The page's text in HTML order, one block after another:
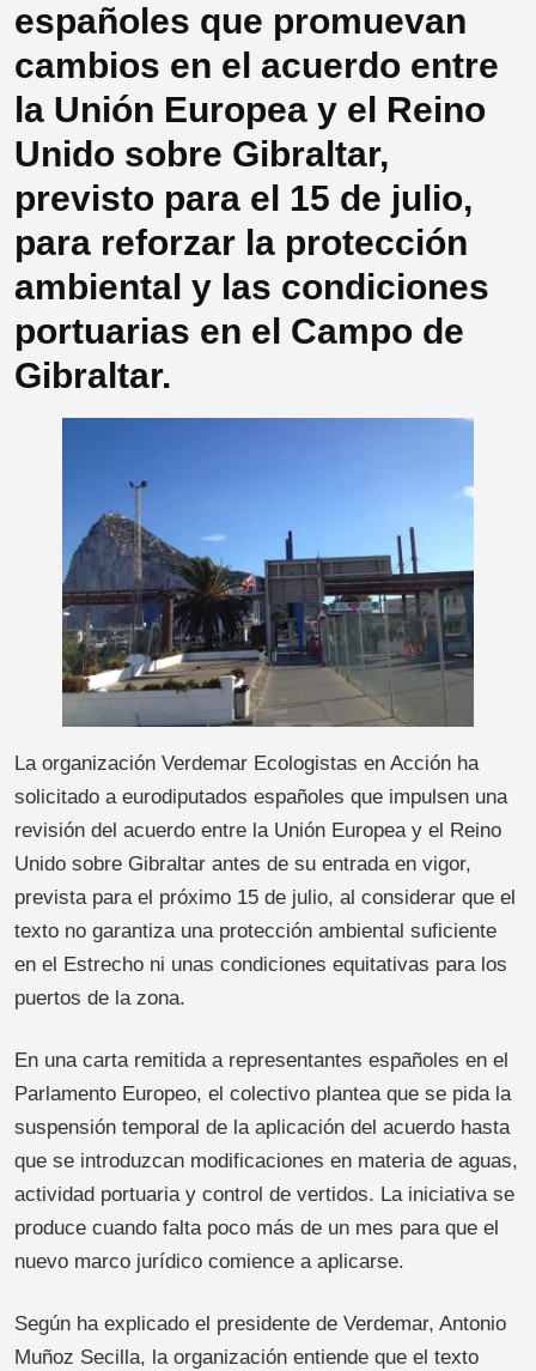
españoles que promuevan
cambios en el acuerdo entre
la Unión Europea y el Reino
Unido sobre Gibraltar,
previsto para el 15 de julio,
para reforzar la protección
ambiental y las condiciones
portuarias en el Campo de
Gibraltar.
La organización Verdemar Ecologistas en Acción ha
solicitado a eurodiputados españoles que impulsen una
revisión del acuerdo entre la Unión Europea y el Reino
Unido sobre Gibraltar antes de su entrada en vigor,
prevista para el próximo 15 de julio, al considerar que el
texto no garantiza una protección ambiental suficiente
en el Estrecho ni unas condiciones equitativas para los
puertos de la zona.
En una carta remitida a representantes españoles en el
Parlamento Europeo, el colectivo plantea que se pida la
suspensión temporal de la aplicación del acuerdo hasta
que se introduzcan modificaciones en materia de aguas,
actividad portuaria y control de vertidos. La iniciativa se
produce cuando falta poco más de un mes para que el
nuevo marco jurídico comience a aplicarse.
Según ha explicado el presidente de Verdemar, Antonio
Muñoz Secilla, la organización entiende que el texto